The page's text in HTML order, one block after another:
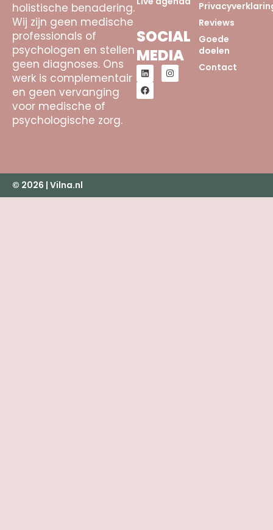
holistische benadering.
Wij zijn geen medische
professionals of
psychologen en stellen
geen diagnoses. Ons
werk is complementair
en geen vervanging
voor medische of
psychologische zorg.
SOCIAL
MEDIA
Reviews
Goede
doelen
Contact
© 2026 | Vilna.nl